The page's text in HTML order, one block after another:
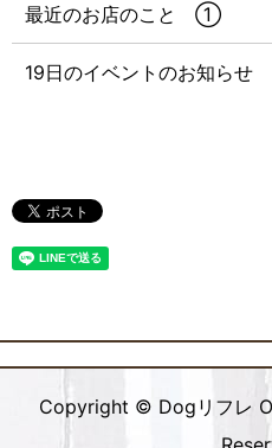
最近のお店のこと ①
19日のイベントのお知らせ
Copyright © Dogリフレ